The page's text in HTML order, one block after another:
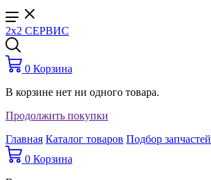
2x2 СЕРВИС
0 Корзина
В корзине нет ни одного товара.
Продолжить покупки
Главная Каталог товаров Подбор запчастей
0 Корзина